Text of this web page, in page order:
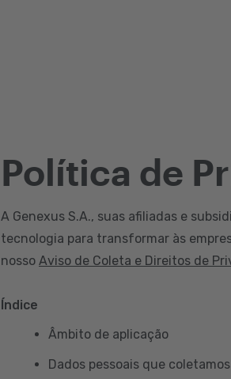
Política de
A Genexus S.A., suas afiliadas e
tecnologia para transformar às
nosso Aviso de Coleta e Direitos de
Índice
Âmbito de aplicação
Dados pessoais que coletamos